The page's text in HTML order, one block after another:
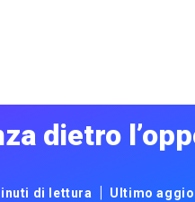
dietro
di lettura | Ultimo